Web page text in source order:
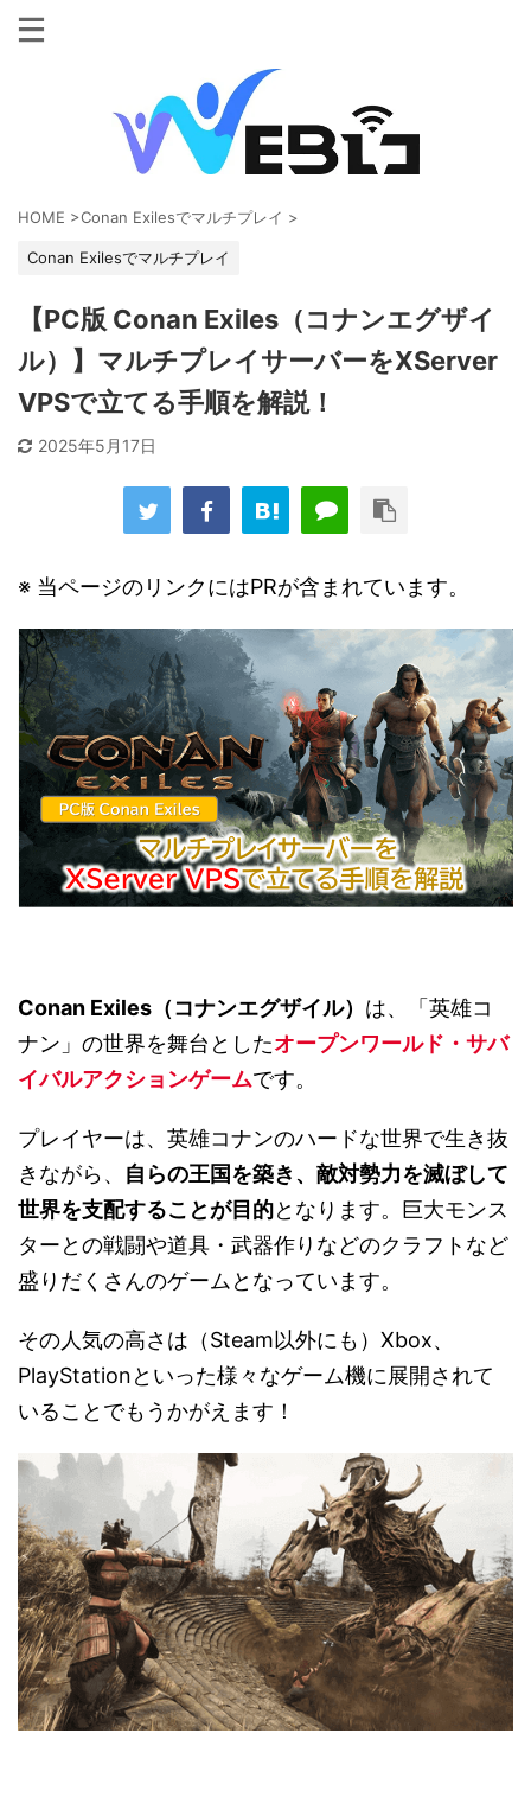
HOME >Conan Exilesでマルチプレイ >
Conan Exilesでマルチプレイ
【PC版 Conan Exiles（コナンエグザイ
ル）】マルチプレイサーバーをXServer
VPSで立てる手順を解説！
2025年5月17日
※ 当ページのリンクにはPRが含まれています。
Conan Exiles（コナンエグザイル） は、「英雄コ
ナン」の世界を舞台としたオープンワールド・サバ
イバルアクションゲームです。
プレイヤーは、英雄コナンのハードな世界で生き抜
きながら、 自らの王国を築き、敵対勢力を滅ぼして
世界を支配することが目的となります。巨大モンス
ターとの戦闘や道具・武器作りなどのクラフトなど
盛りだくさんのゲームとなっています。
その人気の高さは（Steam以外にも）Xbox、
PlayStationといった様々なゲーム機に展開されて
いることでもうかがえます！